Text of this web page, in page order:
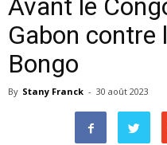
Avant le
Gabon contre
Bongo
By Stany Franck - 30 août 2023